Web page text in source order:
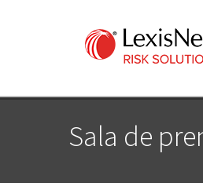
Sala de